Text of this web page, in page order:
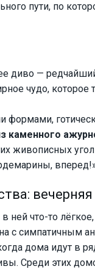
пути, по
диво —
чудо, которое
каменного
живописных
вечерняя
ней что-то
с симпатичным
дома идут в
Среди этих